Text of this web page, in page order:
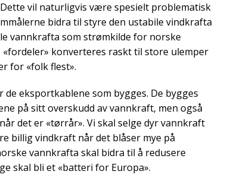
vil naturligvis være spesielt problematisk
bidra til styre den ustabile vindkrafta
vannkrafta som strømkilde for norske
konverteres raskt til store ulemper
for «folk flest».
eksportkablene som bygges. De bygges
på sitt overskudd av vannkraft, men også
det er «tørrår». Vi skal selge dyr vannkraft
billig vindkraft når det blåser mye på
vannkrafta skal bidra til å redusere
skal bli et «batteri for Europa».